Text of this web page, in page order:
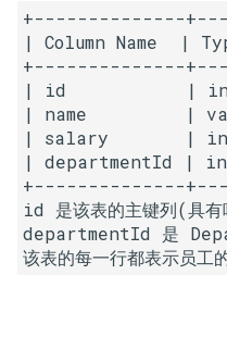
9. 用两个栈实现队列
10.1. 斐波那契数列
10.2. 青蛙跳台阶问题
11. 旋转数组的最小数字
12. 矩阵中的路径
6. 排序数组中两个数字之和
7. 数组中和为 0 的三个数
8. 和大于等于 target 的最短
数组
9. 乘积小于 K 的子数组
1.6. 字符串压缩
1.7. 旋转矩阵
1.8. 零矩阵
1.9. 字符串轮转
2.1. 移除重复节点
+--------------
| Column Name  |
+--------------
| id           |
| name         |
| salary       |
| departmentId |
+--------------
id 是该表的主键列(具有
departmentId 是